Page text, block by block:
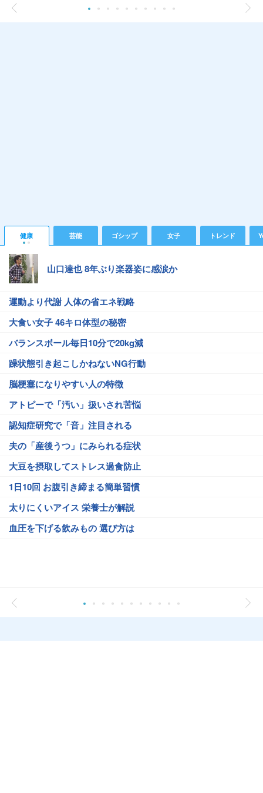
健康 芸能 ゴシップ 女子 トレンド
山口達也 8年ぶり楽器姿に感涙か
運動より代謝 人体の省エネ戦略
大食い女子 46キロ体型の秘密
バランスボール毎日10分で20kg減
躁状態引き起こしかねないNG行動
脳梗塞になりやすい人の特徴
アトピーで「汚い」扱いされ苦悩
認知症研究で「音」注目される
夫の「産後うつ」にみられる症状
大豆を摂取してストレス過食防止
1日10回 お腹引き締まる簡単習慣
太りにくいアイス 栄養士が解説
血圧を下げる飲みもの 選び方は